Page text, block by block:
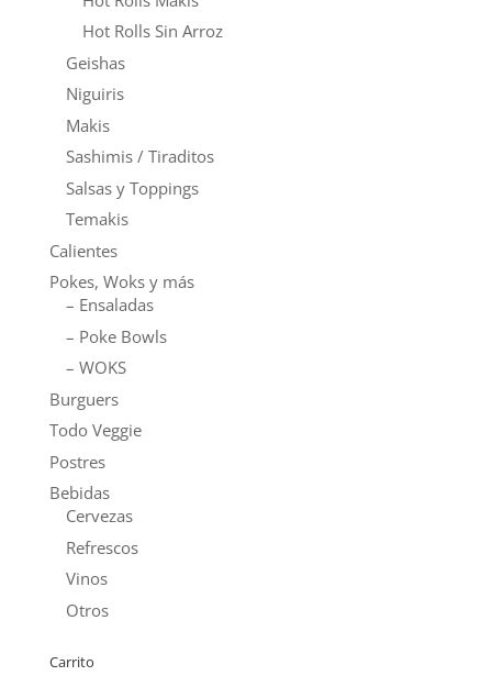
Hot Rolls Sin Arroz
Geishas
Niguiris
Makis
Sashimis / Tiraditos
Salsas y Toppings
Temakis
Calientes
Pokes, Woks y más
– Ensaladas
– Poke Bowls
– WOKS
Burguers
Todo Veggie
Postres
Bebidas
Cervezas
Refrescos
Vinos
Otros
Carrito